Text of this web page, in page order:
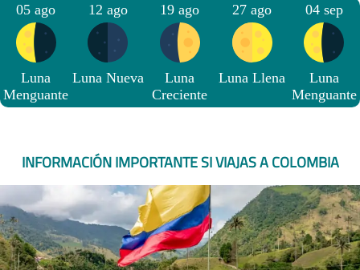
05 ago
Luna
Menguante
12 ago
Luna Nueva
19 ago
Luna
Creciente
27 ago
Luna Llena
04 sep
Luna
Menguante
INFORMACIÓN IMPORTANTE SI VIAJAS A COLOMBIA